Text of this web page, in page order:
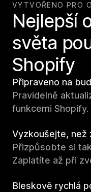
VYTVOŘENO PRO
Nejlepší
světa
Shopify
Připraveno na
Pravidelně
funkcemi Shopify.
Vyzkoušejte, než
Přizpůsobte si
Zaplatíte až při
Bleskově rychlá